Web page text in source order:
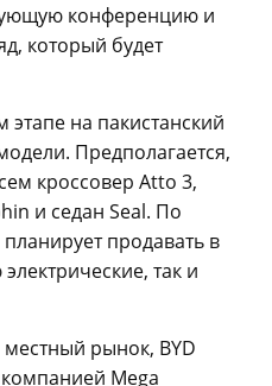
конференцию и
который будет
на пакистанский
Предполагается,
кроссовер Atto 3,
и седан Seal. По
продавать в
так и
рынок, BYD
Mega